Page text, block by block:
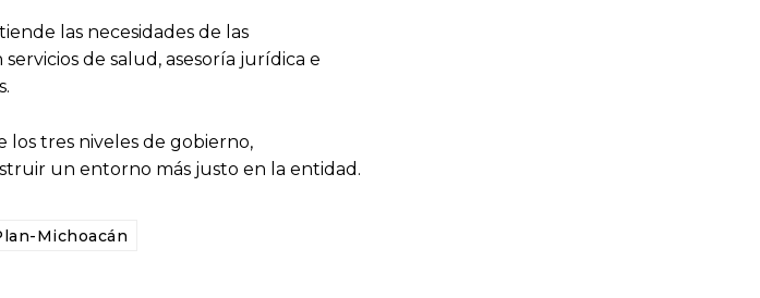
las necesidades de las
de salud, asesoría jurídica e
los tres niveles de gobierno,
un entorno más justo en la entidad.
Michoacán